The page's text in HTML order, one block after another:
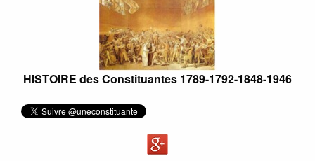
HISTOIRE des Constituantes 1789-1792-1848-1946